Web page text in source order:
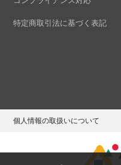
特定商取引法に基づく表記
個人情報の取扱いについて